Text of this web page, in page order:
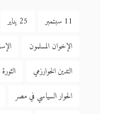
11 سبتمبر 25 يناير
الإخوان المسلمون
التدين الخوارزمي
الحوار السياسي في مصر